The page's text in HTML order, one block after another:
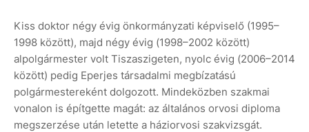
Kiss doktor négy évig önkormányzati képviselő (1995–
1998 között), majd négy évig (1998–2002 között)
alpolgármester volt Tiszaszigeten, nyolc évig (2006–2014
között) pedig Eperjes társadalmi megbízatású
polgármestereként dolgozott. Mindeközben szakmai
vonalon is építgette magát: az általános orvosi diploma
megszerzése után letette a háziorvosi szakvizsgát.